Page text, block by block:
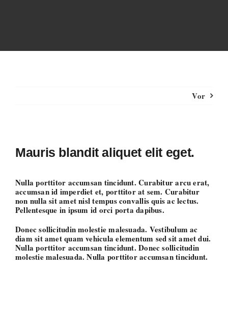
Vor
Mauris blandit aliquet elit eget.
Nulla porttitor accumsan tincidunt. Curabitur arcu erat,
accumsan id imperdiet et, porttitor at sem. Curabitur
non nulla sit amet nisl tempus convallis quis ac lectus.
Pellentesque in ipsum id orci porta dapibus.
Donec sollicitudin molestie malesuada. Vestibulum ac
diam sit amet quam vehicula elementum sed sit amet dui.
Nulla porttitor accumsan tincidunt. Donec sollicitudin
molestie malesuada. Nulla porttitor accumsan tincidunt.